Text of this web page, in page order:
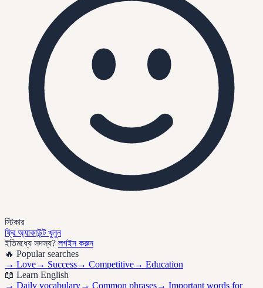
স্টিকার
ফ্রি অ্যাকাউন্ট খুলুন
ইতিমধ্যে সদস্য? লগইন করুন
🔥 Popular searches
→ Love→ Success→ Competitive→ Education
📖 Learn English
→ Daily vocabulary→ Common phrases→ Important words for